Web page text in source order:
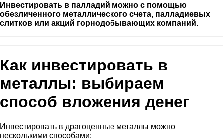
Инвестировать в палладий можно с помощью
обезличенного металлического счета, палладиевых
слитков или акций горнодобывающих компаний.
Как инвестировать в
металлы: выбираем
способ вложения денег
Инвестировать в драгоценные металлы можно
несколькими способами: